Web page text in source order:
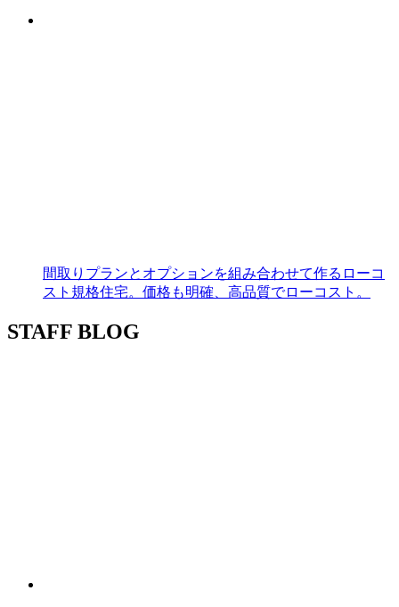
間取りプランとオプションを組み合わせて作るローコ
スト規格住宅。価格も明確、高品質でローコスト。
STAFF BLOG